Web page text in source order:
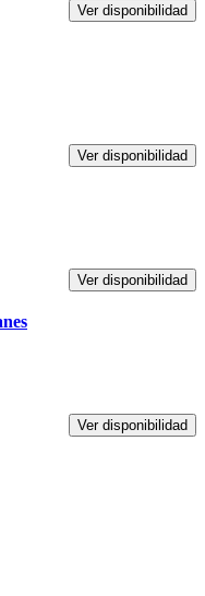
Ver disponibilidad
Ver disponibilidad
Ver disponibilidad
Ver disponibilidad